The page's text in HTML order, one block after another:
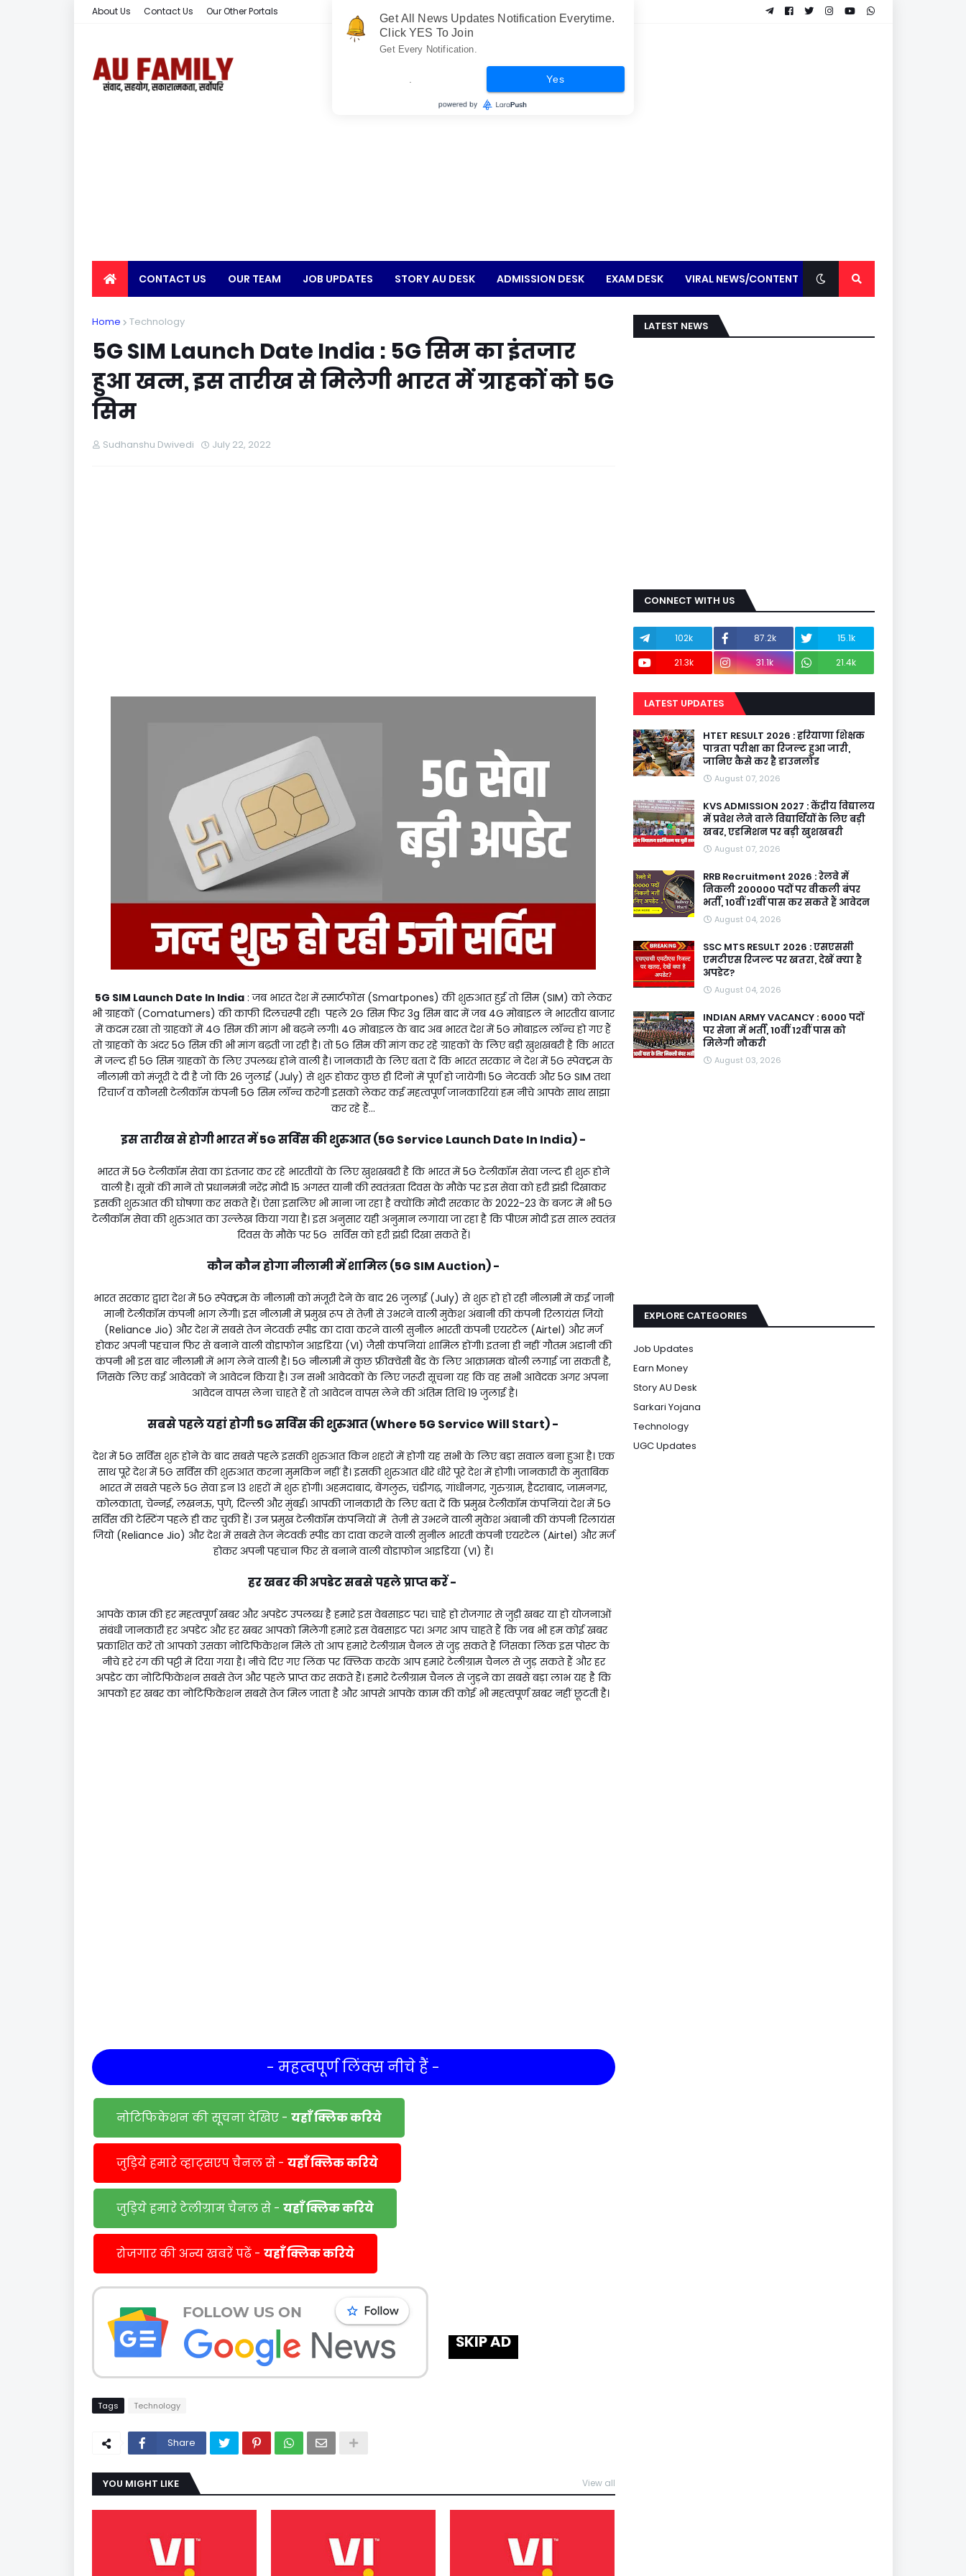
About Us Contact Us Our Other Portals
CONTACT US OUR TEAM JOB UPDATES STORY AU DESK ADMISSION DESK EXAM DESK VIRAL NEWS/CONTENT
EARN MONEY
Home Technology
5G SIM Launch Date India : 5G सिम का इंतजार
हुआ खत्म, इस तारीख से मिलेगी भारत में ग्राहकों को 5G
सिम
Sudhanshu Dwivedi July 22, 2022
5G SIM Launch Date In India : जब भारत देश में स्मार्टफोंस (Smartpones) की शुरुआत हुई तो सिम (SIM) को लेकर
भी ग्राहकों (Comatumers) की काफी दिलचस्पी रही। पहले 2G सिम फिर 3g सिम बाद में जब 4G मोबाइल ने भारतीय बाजार
में कदम रखा तो ग्राहकों में 4G सिम की मांग भी बढ़ने लगी। 4G मोबाइल के बाद अब भारत देश में 5G मोबाइल लॉन्च हो गए हैं
तो ग्राहकों के अंदर 5G सिम की भी मांग बढ़ती जा रही है। तो 5G सिम की मांग कर रहे ग्राहकों के लिए बड़ी खुशखबरी है कि भारत
में जल्द ही 5G सिम ग्राहकों के लिए उपलब्ध होने वाली है। जानकारी के लिए बता दें कि भारत सरकार ने देश में 5G स्पेक्ट्रम के
नीलामी को मंजूरी दे दी है जो कि 26 जुलाई (July) से शुरू होकर कुछ ही दिनों में पूर्ण हो जायेगी। 5G नेटवर्क और 5G SIM तथा
रिचार्ज व कौनसी टेलीकॉम कंपनी 5G सिम लॉन्च करेगी इसको लेकर कई महत्वपूर्ण जानकारियां हम नीचे आपके साथ साझा
कर रहे हैं...
इस तारीख से होगी भारत में 5G सर्विस की शुरुआत (5G Service Launch Date In India) -
भारत में 5G टेलीकॉम सेवा का इंतजार कर रहे भारतीयों के लिए खुशखबरी है कि भारत में 5G टेलीकॉम सेवा जल्द ही शुरू होने
वाली है। सूत्रों की मानें तो प्रधानमंत्री नरेंद्र मोदी 15 अगस्त यानी की स्वतंत्रता दिवस के मौके पर इस सेवा को हरी झंडी दिखाकर
इसकी शुरुआत की घोषणा कर सकते हैं। ऐसा इसलिए भी माना जा रहा है क्योंकि मोदी सरकार के 2022-23 के बजट में भी 5G
टेलीकॉम सेवा की शुरुआत का उल्लेख किया गया है। इस अनुसार यही अनुमान लगाया जा रहा है कि पीएम मोदी इस साल स्वतंत्र
दिवस के मौके पर 5G सर्विस को हरी झंडी दिखा सकते हैं।
कौन कौन होगा नीलामी में शामिल (5G SIM Auction) -
भारत सरकार द्वारा देश में 5G स्पेक्ट्रम के नीलामी को मंजूरी देने के बाद 26 जुलाई (July) से शुरू हो हो रही नीलामी में कई जानी
मानी टेलीकॉम कंपनी भाग लेंगी। इस नीलामी में प्रमुख रूप से तेज़ी से उभरने वाली मुकेश अंबानी की कंपनी रिलायंस जियो
(Reliance Jio) और देश में सबसे तेज नेटवर्क स्पीड का दावा करने वाली सुनील भारती कंपनी एयरटेल (Airtel) और मर्ज
होकर अपनी पहचान फिर से बनाने वाली वोडाफोन आइडिया (VI) जैसी कंपनियां शामिल होंगी। इतना ही नहीं गौतम अडानी की
कंपनी भी इस बार नीलामी में भाग लेने वाली है। 5G नीलामी में कुछ फ्रीक्वेंसी बैंड के लिए आक्रामक बोली लगाई जा सकती है,
जिसके लिए कई आवेदकों ने आवेदन किया है। उन सभी आवेदकों के लिए जरूरी सूचना यह कि वह सभी आवेदक अगर अपना
आवेदन वापस लेना चाहते हैं तो आवेदन वापस लेने की अंतिम तिथि 19 जुलाई है।
सबसे पहले यहां होगी 5G सर्विस की शुरुआत (Where 5G Service Will Start) -
देश में 5G सर्विस शुरू होने के बाद सबसे पहले इसकी शुरुआत किन शहरों में होगी यह सभी के लिए बड़ा सवाल बना हुआ है। एक
साथ पूरे देश में 5G सर्विस की शुरुआत करना मुमकिन नहीं है। इसकी शुरुआत धीरे धीरे पूरे देश में होगी। जानकारी के मुताबिक
भारत में सबसे पहले 5G सेवा इन 13 शहरों में शुरू होगी। अहमदाबाद, बेंगलुरु, चंडीगढ़, गांधीनगर, गुरुग्राम, हैदराबाद, जामनगर,
कोलकाता, चेन्नई, लखनऊ, पुणे, दिल्ली और मुंबई। आपकी जानकारी के लिए बता दें कि प्रमुख टेलीकॉम कंपनियां देश में 5G
सर्विस की टेस्टिंग पहले ही कर चुकी हैं। उन प्रमुख टेलीकॉम कंपनियों में तेज़ी से उभरने वाली मुकेश अंबानी की कंपनी रिलायंस
जियो (Reliance Jio) और देश में सबसे तेज नेटवर्क स्पीड का दावा करने वाली सुनील भारती कंपनी एयरटेल (Airtel) और मर्ज
होकर अपनी पहचान फिर से बनाने वाली वोडाफोन आइडिया (VI) हैं।
हर खबर की अपडेट सबसे पहले प्राप्त करें -
आपके काम की हर महत्वपूर्ण खबर और अपडेट उपलब्ध है हमारे इस वेबसाइट पर। चाहे हो रोजगार से जुड़ी खबर या हो योजनाओं
संबंधी जानकारी हर अपडेट और हर खबर आपको मिलेगी हमारे इस वेबसाइट पर। अगर आप चाहते हैं कि जब भी हम कोई खबर
प्रकाशित करें तो आपको उसका नोटिफिकेशन मिले तो आप हमारे टेलीग्राम चैनल से जुड़ सकते हैं जिसका लिंक इस पोस्ट के
नीचे हरे रंग की पट्टी में दिया गया है। नीचे दिए गए लिंक पर क्लिक करके आप हमारे टेलीग्राम चैनल से जुड़ सकते हैं और हर
अपडेट का नोटिफिकेशन सबसे तेज और पहले प्राप्त कर सकते हैं। हमारे टेलीग्राम चैनल से जुड़ने का सबसे बड़ा लाभ यह है कि
आपको हर खबर का नोटिफिकेशन सबसे तेज मिल जाता है और आपसे आपके काम की कोई भी महत्वपूर्ण खबर नहीं छूटती है।
- महत्वपूर्ण लिंक्स नीचे हैं -
नोटिफिकेशन की सूचना देखिए - यहाँ क्लिक करिये
जुड़िये हमारे व्हाट्सएप चैनल से - यहाँ क्लिक करिये
जुड़िये हमारे टेलीग्राम चैनल से - यहाँ क्लिक करिये
रोजगार की अन्य खबरें पढें - यहाँ क्लिक करिये
Tags Technology
Share
YOU MIGHT LIKE View all
LATEST NEWS
CONNECT WITH US
102k 87.2k
15.1k
21.3k
31.1k 21.4k
LATEST UPDATES
HTET RESULT 2026 : हरियाणा शिक्षक
पात्रता परीक्षा का रिजल्ट हुआ जारी,
जानिए कैसे कर है डाउनलोड
August 07, 2026
KVS ADMISSION 2027 : केंद्रीय विद्यालय
में प्रवेश लेने वाले विद्यार्थियों के लिए बड़ी
खबर, एडमिशन पर बड़ी खुशखबरी
August 07, 2026
RRB Recruitment 2026 : रेलवे में
निकली 200000 पदों पर वीकली बंपर
भर्ती, 10वीं 12वीं पास कर सकते हैं आवेदन
August 04, 2026
SSC MTS RESULT 2026 : एसएससी
एमटीएस रिजल्ट पर खतरा, देखें क्या है
अपडेट?
August 04, 2026
INDIAN ARMY VACANCY : 6000 पदों
पर सेना में भर्ती, 10वीं 12वीं पास को
मिलेगी नौकरी
August 03, 2026
EXPLORE CATEGORIES
Job Updates
Earn Money
Story AU Desk
Sarkari Yojana
Technology
UGC Updates
SKIP AD
Get All News Updates Notification Everytime.
Click YES To Join
Get Every Notification.
Yes